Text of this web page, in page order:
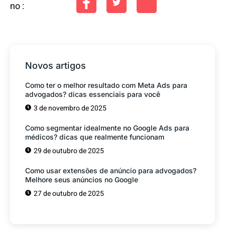
no :
Novos artigos
Como ter o melhor resultado com Meta Ads para
advogados? dicas essenciais para você
3 de novembro de 2025
Como segmentar idealmente no Google Ads para
médicos? dicas que realmente funcionam
29 de outubro de 2025
Como usar extensões de anúncio para advogados?
Melhore seus anúncios no Google
27 de outubro de 2025